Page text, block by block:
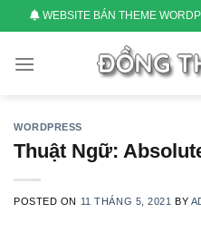
to
content
WEBSITE BÁN THEME
WORDPRESS
Thuật Ngữ:
POSTED ON 11 THÁNG 5, 2021 BY